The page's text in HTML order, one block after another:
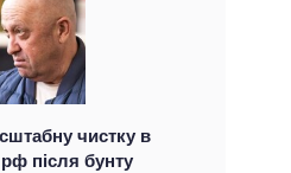
чистку в
рф після бунту